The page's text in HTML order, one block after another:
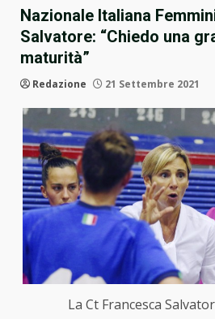
Nazionale Italiana
Salvatore: “Chiedo una
maturità”
Redazione 21 Settembre 2021
La Ct Francesca